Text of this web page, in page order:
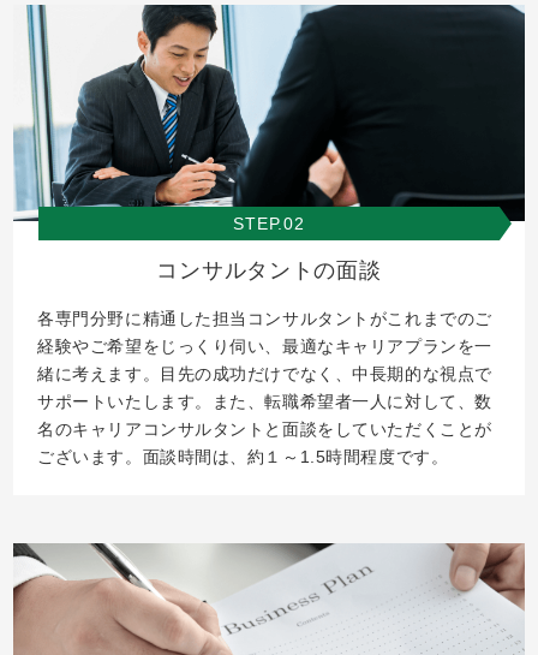
STEP.02
コンサルタントの面談
各専門分野に精通した担当コンサルタントがこれまでのご
経験やご希望をじっくり伺い、最適なキャリアプランを一
緒に考えます。目先の成功だけでなく、中長期的な視点で
サポートいたします。また、転職希望者一人に対して、数
名のキャリアコンサルタントと面談をしていただくことが
ございます。面談時間は、約１～1.5時間程度です。